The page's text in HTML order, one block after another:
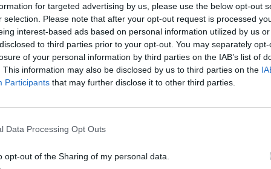
for targeted advertising by us, please use the below opt-out
selection. Please note that after your opt-out request is processed
interest-based ads based on personal information utilized by us
to third parties prior to your opt-out. You may separately
of your personal information by third parties on the IAB’s list of
This information may also be disclosed by us to third parties on the
Participants that may further disclose it to other third parties.
Data Processing Opt Outs
opt-out of the Sharing of my personal data.
ha ennél több
be, akkor a kormányzat
keret megemeléséről.
az egyházi, civil és alapítványi
is beadhatják. A kiírás a Bethlen Gábor